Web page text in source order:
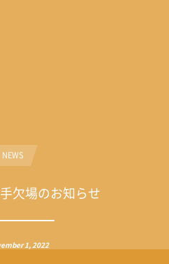
NEWS
欠場のお知らせ
1, 2022